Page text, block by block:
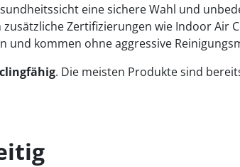
eine sichere Wahl und
zusätzliche Zertifizierungen wie Indoor Air
und kommen ohne aggressive
. Die meisten Produkte sind